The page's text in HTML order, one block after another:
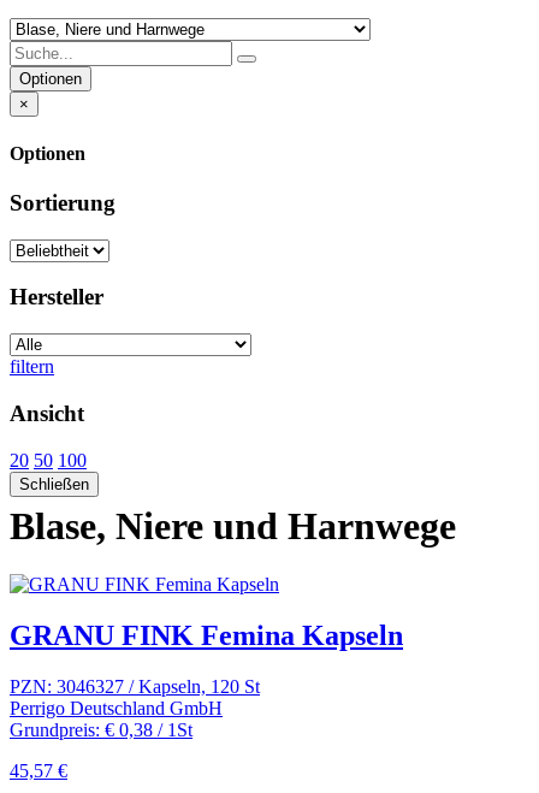
Optionen
×
Optionen
Sortierung
Hersteller
filtern
Ansicht
20 50 100
Schließen
Blase, Niere und Harnwege
GRANU FINK Femina Kapseln
PZN: 3046327 / Kapseln, 120 St
Perrigo Deutschland GmbH
Grundpreis: € 0,38 / 1St
45,57 €